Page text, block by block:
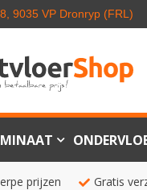
9035 VP Dronryp (FRL)
prijzen Gratis